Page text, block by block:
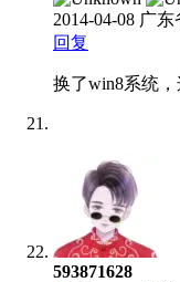
2014-04-08 广东
回复
换了win8系统
593871628